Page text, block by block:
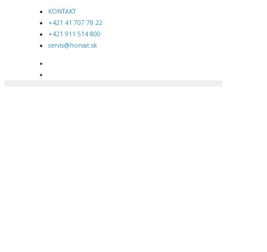
KONTAKT
+421 41 707 78 22
+421 911 514 800
servis@horvat.sk